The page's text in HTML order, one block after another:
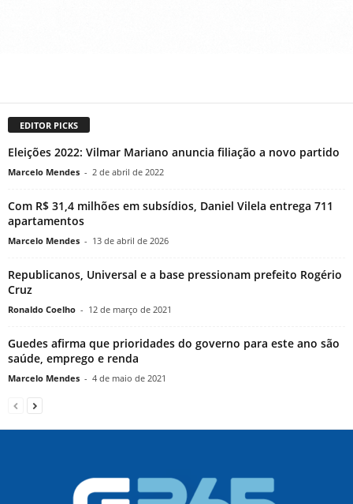
EDITOR PICKS
Eleições 2022: Vilmar Mariano anuncia filiação a novo partido
Marcelo Mendes - 2 de abril de 2022
Com R$ 31,4 milhões em subsídios, Daniel Vilela entrega 711
apartamentos
Marcelo Mendes - 13 de abril de 2026
Republicanos, Universal e a base pressionam prefeito Rogério
Cruz
Ronaldo Coelho - 12 de março de 2021
Guedes afirma que prioridades do governo para este ano são
saúde, emprego e renda
Marcelo Mendes - 4 de maio de 2021